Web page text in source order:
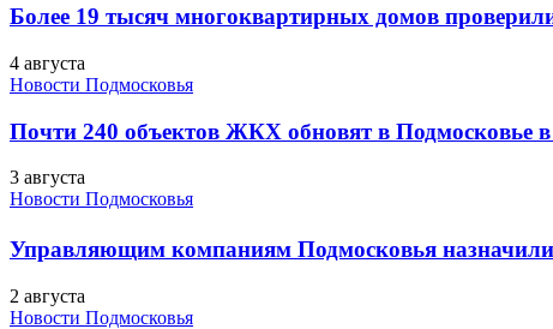
Более 19 тысяч многоквартирных домов
4 августа
Новости Подмосковья
Почти 240 объектов ЖКХ обновят в Подмосковье
3 августа
Новости Подмосковья
Управляющим компаниям Подмосковья
2 августа
Новости Подмосковья